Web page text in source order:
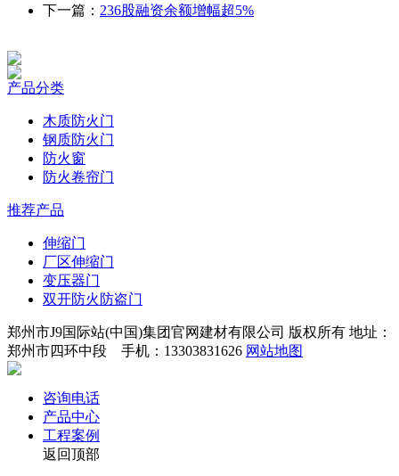
下一篇： 236股融资余额增幅超5%
产品分类
木质防火门
钢质防火门
防火窗
防火卷帘门
推荐产品
伸缩门
厂区伸缩门
变压器门
双开防火防盗门
郑州市J9国际站(中国)集团官网建材有限公司 版权所有 地址：
郑州市四环中段 手机：13303831626 网站地图
咨询电话
产品中心
工程案例
返回顶部